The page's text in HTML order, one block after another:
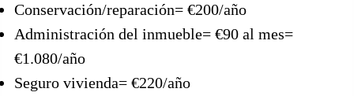
Conservación/reparación= €200/año
Administración del inmueble= €90 al mes=
€1.080/año
Seguro vivienda= €220/año